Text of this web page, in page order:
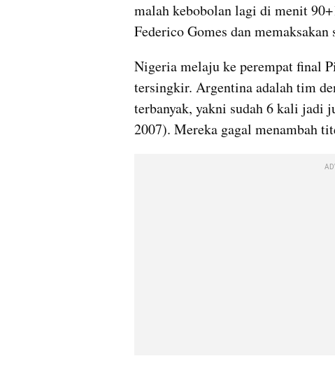
malah kebobolan lagi di menit
Federico Gomes dan
Nigeria melaju ke perempat final
tersingkir. Argentina adalah tim
terbanyak, yakni sudah 6 kali jadi
2007). Mereka gagal menambah